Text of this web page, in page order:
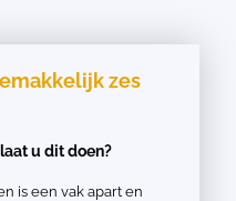
zes
u dit doen?
is een vak apart en